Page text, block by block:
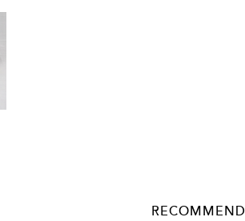
RECOMMEND